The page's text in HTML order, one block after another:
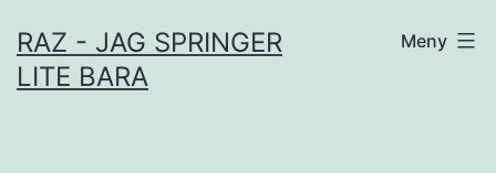
till
innehåll
RAZ - JAG SPRINGER
LITE BARA
Meny